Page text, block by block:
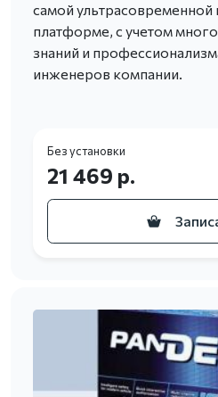
самой ультрасовременной
платформе, с учетом
знаний и
инженеров компании.
Без установки
21 469 р.